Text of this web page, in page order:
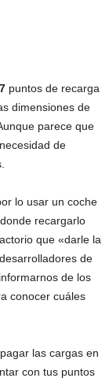
puntos de recarga
dimensiones de
parece que
de
lo usar un coche
recargarlo
que «darle la
de
de los
conocer cuáles
las cargas en
con tus puntos